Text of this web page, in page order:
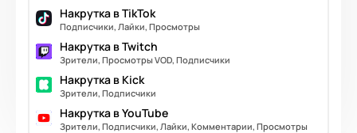
Накрутка в TikTok
Подписчики, Лайки, Просмотры
Накрутка в Twitch
Зрители, Просмотры VOD, Подписчики
Накрутка в Kick
Зрители, Подписчики
Накрутка в YouTube
Зрители, Подписчики, Лайки, Комментарии, Просмотры